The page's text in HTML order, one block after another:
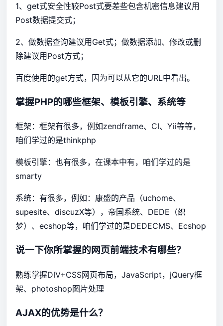
1、get式安全性较Post式要差些包含机密信息建议用
Post数据提交式；
2、做数据查询建议用Get式；做数据添加、修改或删
除建议用Post方式；
百度使用的get方式，因为可以从它的URL中看出。
掌握PHP的哪些框架、模板引擎、系统等
框架：框架有很多，例如zendframe、CI、Yii等等，
咱们学过的是thinkphp
模板引擎：也有很多，在课本中有，咱们学过的是
smarty
系统：有很多，例如：康盛的产品（uchome、
supesite、discuzX等），帝国系统、DEDE（织
梦）、ecshop等，咱们学过的是DEDECMS、Ecshop
说一下你所掌握的网页前端技术有哪些？
熟练掌握DIV+CSS网页布局，JavaScript，jQuery框
架、photoshop图片处理
AJAX的优势是什么？